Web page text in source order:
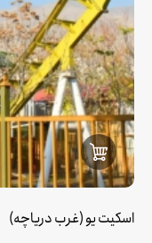
اسکیت یو (غرب دریاچه)